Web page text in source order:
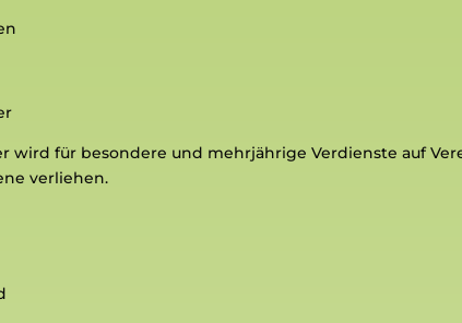
wird für besondere und mehrjährige Verdienste auf
verliehen.